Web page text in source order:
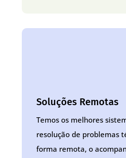
Soluções Remotas
Temos os melhores
resolução de problemas
forma remota, o